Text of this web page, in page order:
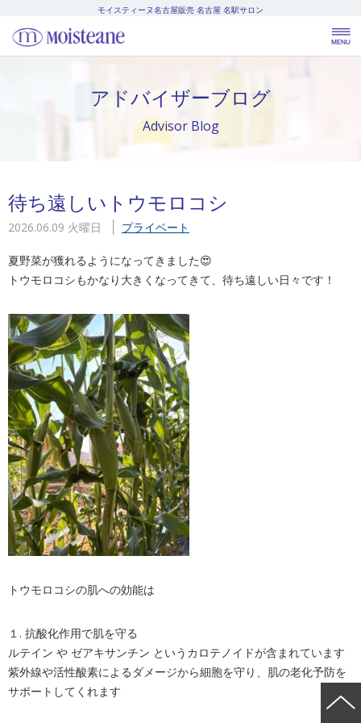
モイスティーヌ名古屋販売 名古屋 名駅サロン
アドバイザーブログ
Advisor Blog
待ち遠しいトウモロコシ
2026.06.09 火曜日 プライベート
夏野菜が獲れるようになってきました😍
トウモロコシもかなり大きくなってきて、待ち遠しい日々です！
トウモロコシの肌への効能は
１. 抗酸化作用で肌を守る
ルテイン や ゼアキサンチン というカロテノイドが含まれています
紫外線や活性酸素によるダメージから細胞を守り、肌の老化予防を
サポートしてくれます